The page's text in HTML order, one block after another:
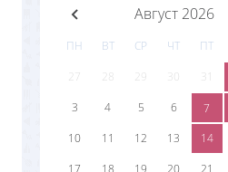
Август 2026
ПН ВТ СР ЧТ ПТ
27
28 29 31
3
4 5 6 7
10
11 12 13 14
17
18 19 20 21